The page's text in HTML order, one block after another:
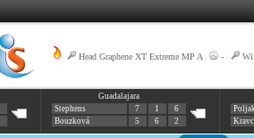
Head Graphene XT Extreme MP A -
Guadalajara
Stephens
7 1
6
Bouzková
5 6 2